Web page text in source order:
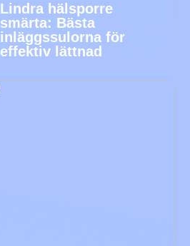
Lindra hälsporre
smärta: Bästa
inläggssulorna för
effektiv lättnad